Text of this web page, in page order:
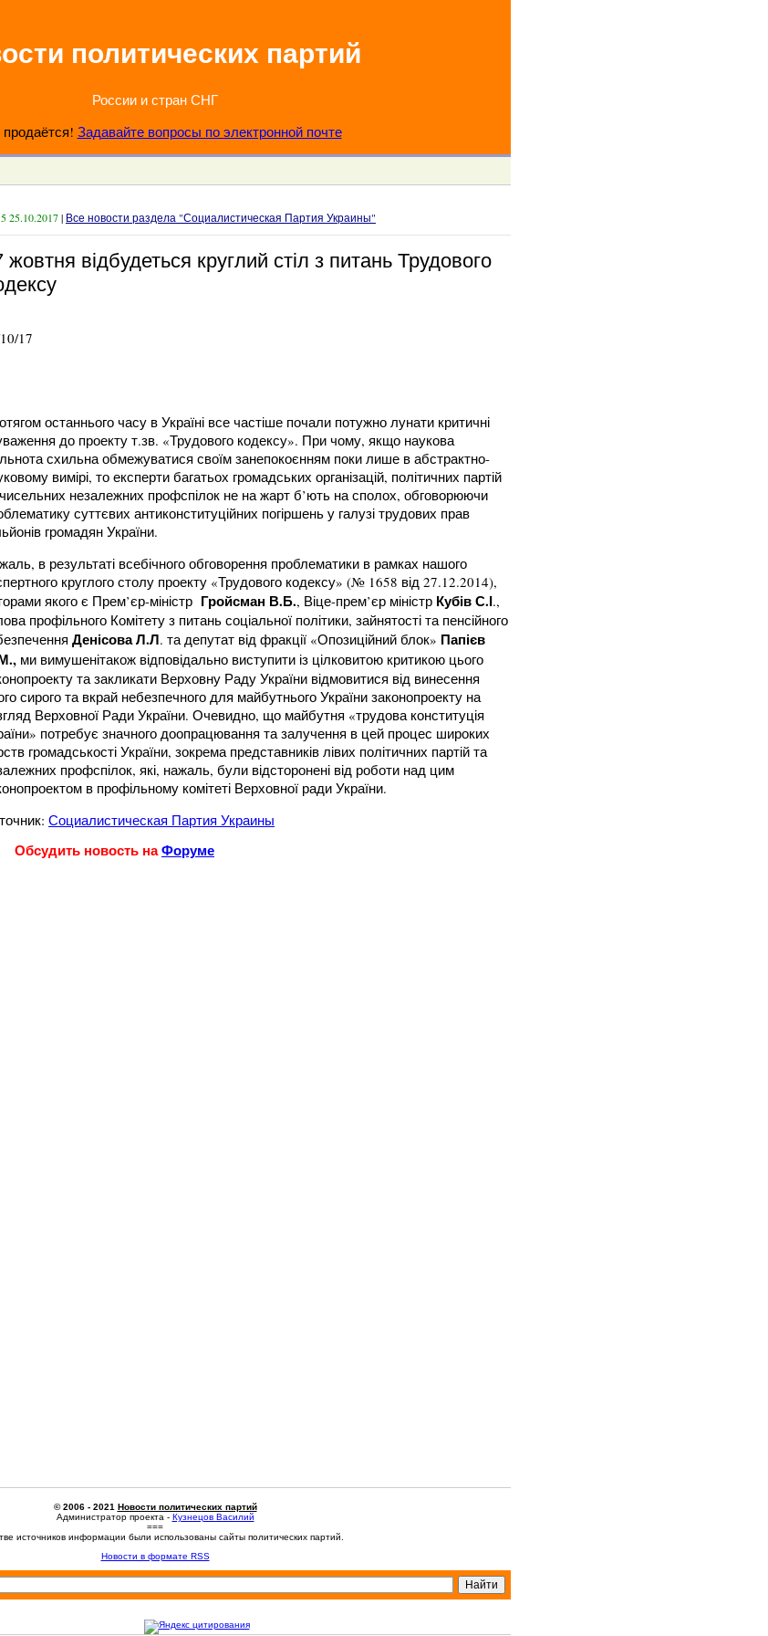
политических партий
России и стран СНГ
Задавайте вопросы по электронной почте
25.10.2017| Все новости раздела "Социалистическая Партия Украины"
жовтня відбудеться круглий стіл з питань Трудового
17
останнього часу в Україні все частіше почали потужно лунати критичні
до проекту т.зв. «Трудового кодексу». При чому, якщо наукова
схильна обмежуватися своїм занепокоєнням поки лише в абстрактно-
вимірі, то експерти багатьох громадських організацій, політичних партій
незалежних профспілок не на жарт б’ють на сполох, обговорюючи
суттєвих антиконституційних погіршень у галузі трудових прав
громадян України.
в результаті всебічного обговорення проблематики в рамках нашого
круглого столу проекту «Трудового кодексу» (№ 1658 від 27.12.2014),
якого є Прем’єр-міністр Гройсман В.Б., Віце-прем’єр міністр Кубів С.І.,
профільного Комітету з питань соціальної політики, зайнятості та пенсійного
Денісова Л.Л. та депутат від фракції «Опозиційний блок» Папієв
ми вимушенітакож відповідально виступити із цілковитою критикою цього
та закликати Верховну Раду України відмовитися від винесення
сирого та вкрай небезпечного для майбутнього України законопроекту на
Верховної Ради України. Очевидно, що майбутня «трудова конституція
потребує значного доопрацювання та залучення в цей процес широких
громадськості України, зокрема представників лівих політичних партій та
профспілок, які, нажаль, були відсторонені від роботи над цим
в профільному комітеті Верховної ради України.
Социалистическая Партия Украины
Обсудить новость наФоруме
© 2006 - 2021 Новости политических партий
Администратор проекта - Кузнецов Василий
===
источников информации были использованы сайты политических партий.
Новости в формате RSS